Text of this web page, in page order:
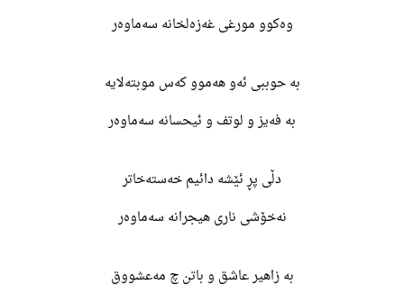
وەکوو مورغی غەزەلخانە سەماوەر
بە حوببی ئەو هەموو کەس موبتەلایە
بە فەیز و لوتف و ئیحسانە سەماوەر
دڵی پڕ ئێشە دائیم خەستەخاتر
نەخۆشی ناری هیجرانە سەماوەر
بە زاهیر عاشق و باتن چ مەعشووق